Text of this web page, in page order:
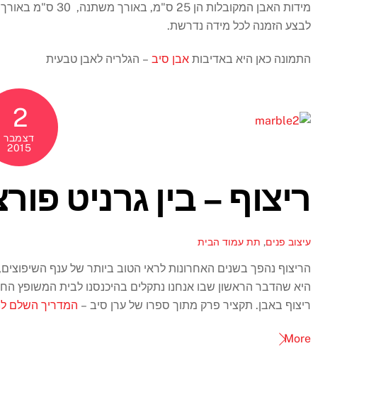
לבצע הזמנה לכל מידה נדרשת.
התמונה כאן היא באדיבות אבן סיב – הגלריה לאבן טבעית
2
דצמבר
2015
ריצוף – בין גרניט
עיצוב פנים, תת עמוד הבית
הריצוף נהפך בשנים האחרונות לראי הטוב ביותר של ענף
היא שהדבר הראשון שבו אנחנו נתקלים בהיכנסנו לבית המשופץ
ריצוף באבן. תקציר פרק מתוך ספרו של ערן סיב – המדריך השלם
More